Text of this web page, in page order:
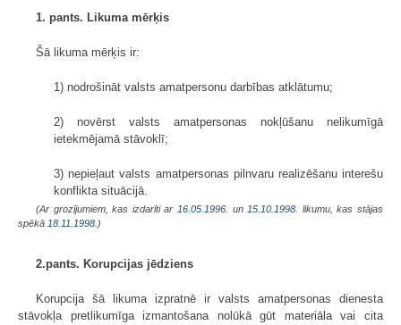
1. pants. Likuma mērķis
Šā likuma mērķis ir:
1) nodrošināt valsts amatpersonu darbības atklātumu;
2) novērst valsts amatpersonas nokļūšanu nelikumīgā
ietekmējamā stāvoklī;
3) nepieļaut valsts amatpersonas pilnvaru realizēšanu interešu
konflikta situācijā.
(Ar grozījumiem, kas izdarīti ar 16.05.1996. un 15.10.1998 . likumu, kas stājas
spēkā 18.11.1998. )
2.pants. Korupcijas jēdziens
Korupcija šā likuma izpratnē ir valsts amatpersonas dienesta
stāvokļa pretlikumīga izmantošana nolūkā gūt materiāla vai cita